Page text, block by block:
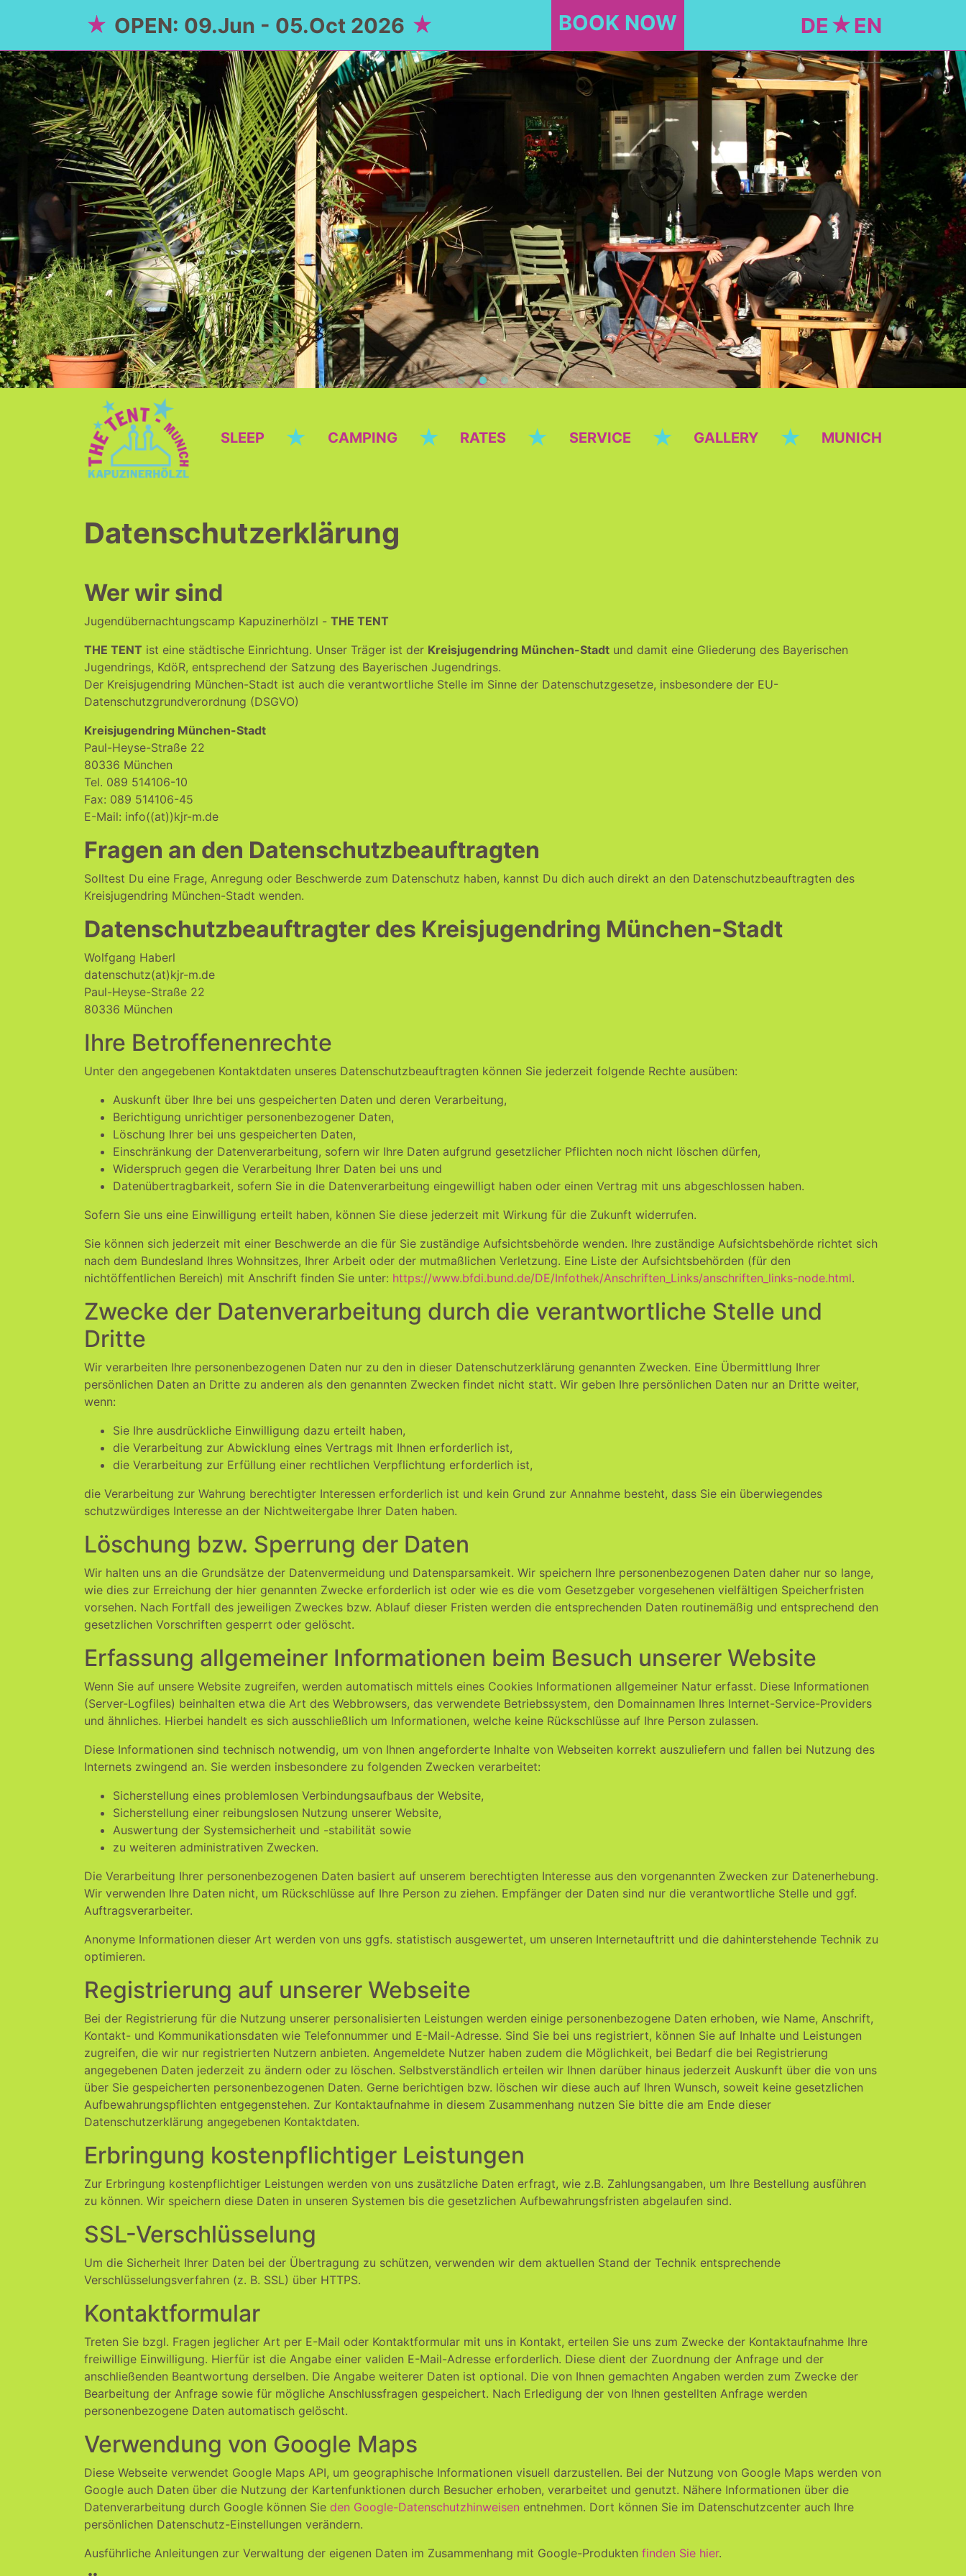
OPEN: 09.Jun - 05.Oct 2026 BOOK NOW DE EN
SLEEP ★ CAMPING ★ RATES ★ SERVICE ★ GALLERY ★ MUNICH
Datenschutzerklärung
Wer wir sind
Jugendübernachtungscamp Kapuzinerhölzl - THE TENT
THE TENT ist eine städtische Einrichtung. Unser Träger ist der Kreisjugendring München-Stadt und damit eine Gliederung des Bayerischen
Jugendrings, KdöR, entsprechend der Satzung des Bayerischen Jugendrings.
Der Kreisjugendring München-Stadt ist auch die verantwortliche Stelle im Sinne der Datenschutzgesetze, insbesondere der EU-
Datenschutzgrundverordnung (DSGVO)
Kreisjugendring München-Stadt
Paul-Heyse-Straße 22
80336 München
Tel. 089 514106-10
Fax: 089 514106-45
E-Mail: info((at))kjr-m.de
Fragen an den Datenschutzbeauftragten
Solltest Du eine Frage, Anregung oder Beschwerde zum Datenschutz haben, kannst Du dich auch direkt an den Datenschutzbeauftragten des
Kreisjugendring München-Stadt wenden.
Datenschutzbeauftragter des Kreisjugendring München-Stadt
Wolfgang Haberl
datenschutz(at)kjr-m.de
Paul-Heyse-Straße 22
80336 München
Ihre Betroffenenrechte
Unter den angegebenen Kontaktdaten unseres Datenschutzbeauftragten können Sie jederzeit folgende Rechte ausüben:
Auskunft über Ihre bei uns gespeicherten Daten und deren Verarbeitung,
Berichtigung unrichtiger personenbezogener Daten,
Löschung Ihrer bei uns gespeicherten Daten,
Einschränkung der Datenverarbeitung, sofern wir Ihre Daten aufgrund gesetzlicher Pflichten noch nicht löschen dürfen,
Widerspruch gegen die Verarbeitung Ihrer Daten bei uns und
Datenübertragbarkeit, sofern Sie in die Datenverarbeitung eingewilligt haben oder einen Vertrag mit uns abgeschlossen haben.
Sofern Sie uns eine Einwilligung erteilt haben, können Sie diese jederzeit mit Wirkung für die Zukunft widerrufen.
Sie können sich jederzeit mit einer Beschwerde an die für Sie zuständige Aufsichtsbehörde wenden. Ihre zuständige Aufsichtsbehörde richtet sich
nach dem Bundesland Ihres Wohnsitzes, Ihrer Arbeit oder der mutmaßlichen Verletzung. Eine Liste der Aufsichtsbehörden (für den
nichtöffentlichen Bereich) mit Anschrift finden Sie unter: https://www.bfdi.bund.de/DE/Infothek/Anschriften_Links/anschriften_links-node.html.
Zwecke der Datenverarbeitung durch die verantwortliche Stelle und
Dritte
Wir verarbeiten Ihre personenbezogenen Daten nur zu den in dieser Datenschutzerklärung genannten Zwecken. Eine Übermittlung Ihrer
persönlichen Daten an Dritte zu anderen als den genannten Zwecken findet nicht statt. Wir geben Ihre persönlichen Daten nur an Dritte weiter,
wenn:
Sie Ihre ausdrückliche Einwilligung dazu erteilt haben,
die Verarbeitung zur Abwicklung eines Vertrags mit Ihnen erforderlich ist,
die Verarbeitung zur Erfüllung einer rechtlichen Verpflichtung erforderlich ist,
die Verarbeitung zur Wahrung berechtigter Interessen erforderlich ist und kein Grund zur Annahme besteht, dass Sie ein überwiegendes
schutzwürdiges Interesse an der Nichtweitergabe Ihrer Daten haben.
Löschung bzw. Sperrung der Daten
Wir halten uns an die Grundsätze der Datenvermeidung und Datensparsamkeit. Wir speichern Ihre personenbezogenen Daten daher nur so lange,
wie dies zur Erreichung der hier genannten Zwecke erforderlich ist oder wie es die vom Gesetzgeber vorgesehenen vielfältigen Speicherfristen
vorsehen. Nach Fortfall des jeweiligen Zweckes bzw. Ablauf dieser Fristen werden die entsprechenden Daten routinemäßig und entsprechend den
gesetzlichen Vorschriften gesperrt oder gelöscht.
Erfassung allgemeiner Informationen beim Besuch unserer Website
Wenn Sie auf unsere Website zugreifen, werden automatisch mittels eines Cookies Informationen allgemeiner Natur erfasst. Diese Informationen
(Server-Logfiles) beinhalten etwa die Art des Webbrowsers, das verwendete Betriebssystem, den Domainnamen Ihres Internet-Service-Providers
und ähnliches. Hierbei handelt es sich ausschließlich um Informationen, welche keine Rückschlüsse auf Ihre Person zulassen.
Diese Informationen sind technisch notwendig, um von Ihnen angeforderte Inhalte von Webseiten korrekt auszuliefern und fallen bei Nutzung des
Internets zwingend an. Sie werden insbesondere zu folgenden Zwecken verarbeitet:
Sicherstellung eines problemlosen Verbindungsaufbaus der Website,
Sicherstellung einer reibungslosen Nutzung unserer Website,
Auswertung der Systemsicherheit und -stabilität sowie
zu weiteren administrativen Zwecken.
Die Verarbeitung Ihrer personenbezogenen Daten basiert auf unserem berechtigten Interesse aus den vorgenannten Zwecken zur Datenerhebung.
Wir verwenden Ihre Daten nicht, um Rückschlüsse auf Ihre Person zu ziehen. Empfänger der Daten sind nur die verantwortliche Stelle und ggf.
Auftragsverarbeiter.
Anonyme Informationen dieser Art werden von uns ggfs. statistisch ausgewertet, um unseren Internetauftritt und die dahinterstehende Technik zu
optimieren.
Registrierung auf unserer Webseite
Bei der Registrierung für die Nutzung unserer personalisierten Leistungen werden einige personenbezogene Daten erhoben, wie Name, Anschrift,
Kontakt- und Kommunikationsdaten wie Telefonnummer und E-Mail-Adresse. Sind Sie bei uns registriert, können Sie auf Inhalte und Leistungen
zugreifen, die wir nur registrierten Nutzern anbieten. Angemeldete Nutzer haben zudem die Möglichkeit, bei Bedarf die bei Registrierung
angegebenen Daten jederzeit zu ändern oder zu löschen. Selbstverständlich erteilen wir Ihnen darüber hinaus jederzeit Auskunft über die von uns
über Sie gespeicherten personenbezogenen Daten. Gerne berichtigen bzw. löschen wir diese auch auf Ihren Wunsch, soweit keine gesetzlichen
Aufbewahrungspflichten entgegenstehen. Zur Kontaktaufnahme in diesem Zusammenhang nutzen Sie bitte die am Ende dieser
Datenschutzerklärung angegebenen Kontaktdaten.
Erbringung kostenpflichtiger Leistungen
Zur Erbringung kostenpflichtiger Leistungen werden von uns zusätzliche Daten erfragt, wie z.B. Zahlungsangaben, um Ihre Bestellung ausführen
zu können. Wir speichern diese Daten in unseren Systemen bis die gesetzlichen Aufbewahrungsfristen abgelaufen sind.
SSL-Verschlüsselung
Um die Sicherheit Ihrer Daten bei der Übertragung zu schützen, verwenden wir dem aktuellen Stand der Technik entsprechende
Verschlüsselungsverfahren (z. B. SSL) über HTTPS.
Kontaktformular
Treten Sie bzgl. Fragen jeglicher Art per E-Mail oder Kontaktformular mit uns in Kontakt, erteilen Sie uns zum Zwecke der Kontaktaufnahme Ihre
freiwillige Einwilligung. Hierfür ist die Angabe einer validen E-Mail-Adresse erforderlich. Diese dient der Zuordnung der Anfrage und der
anschließenden Beantwortung derselben. Die Angabe weiterer Daten ist optional. Die von Ihnen gemachten Angaben werden zum Zwecke der
Bearbeitung der Anfrage sowie für mögliche Anschlussfragen gespeichert. Nach Erledigung der von Ihnen gestellten Anfrage werden
personenbezogene Daten automatisch gelöscht.
Verwendung von Google Maps
Diese Webseite verwendet Google Maps API, um geographische Informationen visuell darzustellen. Bei der Nutzung von Google Maps werden von
Google auch Daten über die Nutzung der Kartenfunktionen durch Besucher erhoben, verarbeitet und genutzt. Nähere Informationen über die
Datenverarbeitung durch Google können Sie den Google-Datenschutzhinweisen entnehmen. Dort können Sie im Datenschutzcenter auch Ihre
persönlichen Datenschutz-Einstellungen verändern.
Ausführliche Anleitungen zur Verwaltung der eigenen Daten im Zusammenhang mit Google-Produkten finden Sie hier.